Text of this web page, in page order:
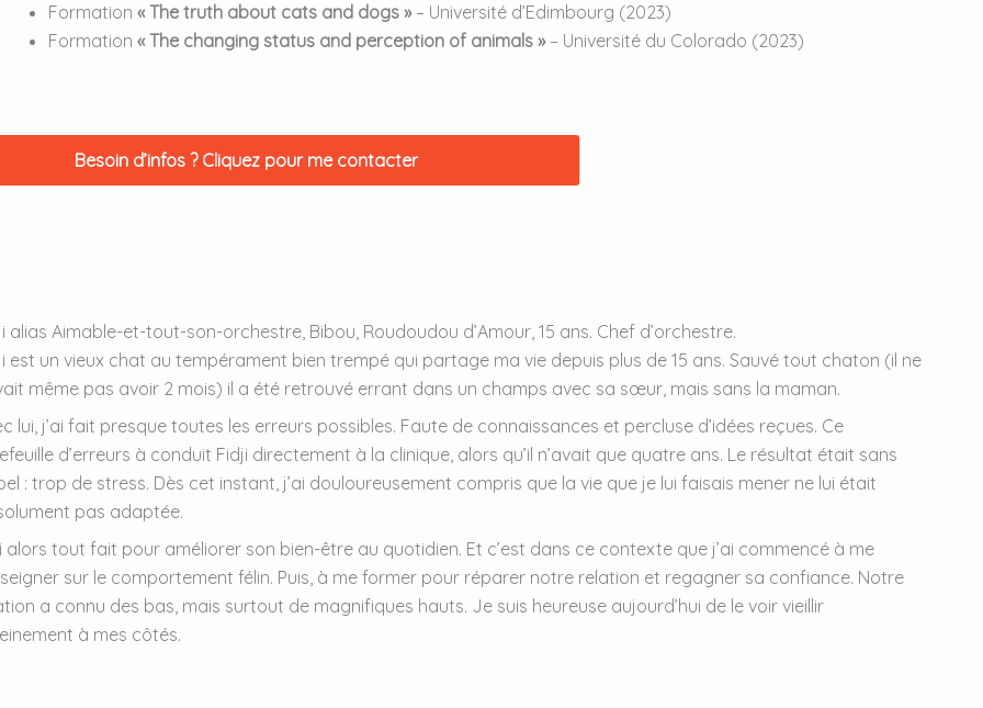
Formation « The truth about cats and dogs »– Université d’Edimbourg (2023)
Formation « The changing status and perception of animals » – Université du Colorado (2023)
Besoin d’infos ? Cliquez pour me contacter
alias Aimable-et-tout-son-orchestre, Bibou, Roudoudou d’Amour, 15 ans. Chef d’orchestre.
est un vieux chat au tempérament bien trempé qui partage ma vie depuis plus de 15 ans. Sauvé tout chaton (il ne
même pas avoir 2 mois) il a été retrouvé errant dans un champs avec sa sœur, mais sans la maman.
lui, j’ai fait presque toutes les erreurs possibles. Faute de connaissances et percluse d’idées reçues. Ce
d’erreurs à conduit Fidji directement à la clinique, alors qu’il n’avait que quatre ans. Le résultat était sans
: trop de stress. Dès cet instant, j’ai douloureusement compris que la vie que je lui faisais mener ne lui était
pas adaptée.
alors tout fait pour améliorer son bien-être au quotidien. Et c’est dans ce contexte que j’ai commencé à me
sur le comportement félin. Puis, à me former pour réparer notre relation et regagner sa confiance. Notre
a connu des bas, mais surtout de magnifiques hauts. Je suis heureuse aujourd’hui de le voir vieillir
à mes côtés.